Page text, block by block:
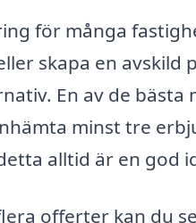
för många
skapa en avskild
En av de bästa
minst tre
alltid är en god
offerter kan du